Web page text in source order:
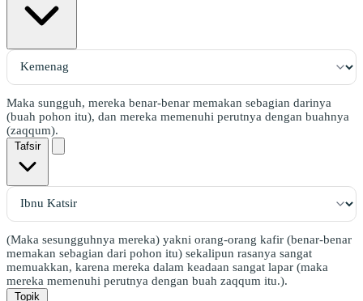
Maka sungguh, mereka benar-benar memakan sebagian darinya
(buah pohon itu), dan mereka memenuhi perutnya dengan buahnya
(zaqqum).
Tafsir
(Maka sesungguhnya mereka) yakni orang-orang kafir (benar-benar
memakan sebagian dari pohon itu) sekalipun rasanya sangat
memuakkan, karena mereka dalam keadaan sangat lapar (maka
mereka memenuhi perutnya dengan buah zaqqum itu.).
Topik